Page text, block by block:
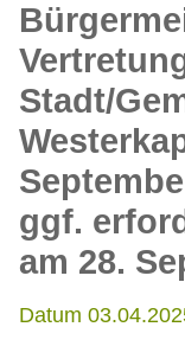
Stadt/
ggf.
am 28.
Datum